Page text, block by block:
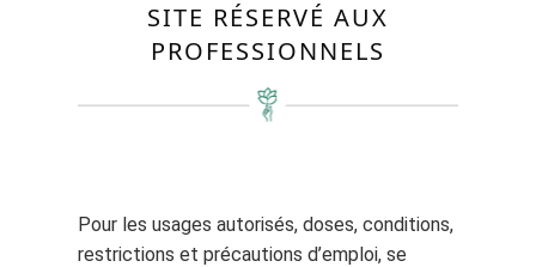
SITE RÉSERVÉ AUX
PROFESSIONNELS
Pour les usages autorisés, doses, conditions,
restrictions et précautions d’emploi, se